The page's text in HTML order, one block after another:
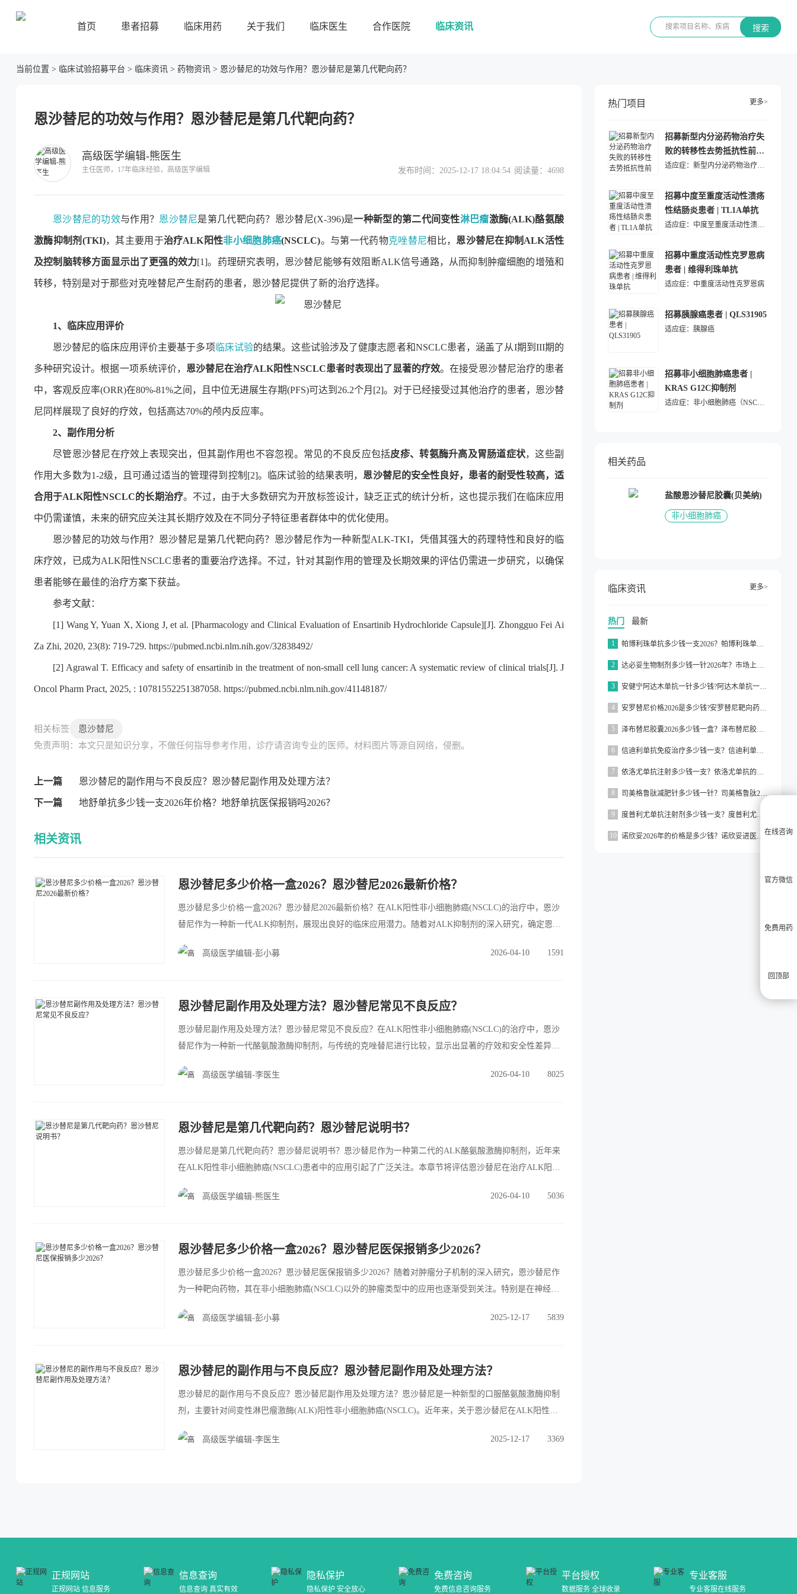
首页 患者招募 临床用药 关于我们 临床医生 合作医院 临床资讯 搜索
当前位置 > 临床试验招募平台 > 临床资讯 > 药物资讯 > 恩沙替尼的功效与作用？恩沙替尼是第几代靶向药？
恩沙替尼的功效与作用？恩沙替尼是第几代靶向药？
高级医学编辑-熊医生
主任医师，17年临床经验，高级医学编辑 发布时间： 2025-12-17 18:04:54 阅读量： 4698
恩沙替尼的功效与作用？ 恩沙替尼是第几代靶向药？恩沙替尼(X-396)是一种新型的第二代间变性淋巴瘤激酶(ALK)酪氨酸
激酶抑制剂(TKI)，其主要用于治疗ALK阳性非小细胞肺癌(NSCLC)。与第一代药物克唑替尼相比， 恩沙替尼在抑制ALK活性
及控制脑转移方面显示出了更强的效力[1]。药理研究表明，恩沙替尼能够有效阻断ALK信号通路，从而抑制肿瘤细胞的增殖和
转移，特别是对于那些对克唑替尼产生耐药的患者，恩沙替尼提供了新的治疗选择。
1、临床应用评价
恩沙替尼的临床应用评价主要基于多项 临床试验的结果。这些试验涉及了健康志愿者和NSCLC患者，涵盖了从I期到III期的
多种研究设计。根据一项系统评价， 恩沙替尼在治疗ALK阳性NSCLC患者时表现出了显著的疗效。在接受恩沙替尼治疗的患者
中，客观反应率(ORR)在80%-81%之间，且中位无进展生存期(PFS)可达到26.2个月[2]。对于已经接受过其他治疗的患者，恩沙替
尼同样展现了良好的疗效，包括高达70%的颅内反应率。
2、副作用分析
尽管恩沙替尼在疗效上表现突出，但其副作用也不容忽视。常见的不良反应包括皮疹、转氨酶升高及胃肠道症状，这些副
作用大多数为1-2级，且可通过适当的管理得到控制[2]。临床试验的结果表明， 恩沙替尼的安全性良好，患者的耐受性较高，适
合用于ALK阳性NSCLC的长期治疗。不过，由于大多数研究为开放标签设计，缺乏正式的统计分析，这也提示我们在临床应用
中仍需谨慎，未来的研究应关注其长期疗效及在不同分子特征患者群体中的优化使用。
恩沙替尼的功效与作用？恩沙替尼是第几代靶向药？恩沙替尼作为一种新型ALK-TKI，凭借其强大的药理特性和良好的临
床疗效，已成为ALK阳性NSCLC患者的重要治疗选择。不过，针对其副作用的管理及长期效果的评估仍需进一步研究，以确保
患者能够在最佳的治疗方案下获益。
参考文献：
[1] Wang Y, Yuan X, Xiong J, et al. [Pharmacology and Clinical Evaluation of Ensartinib Hydrochloride Capsule][J]. Zhongguo Fei Ai
Za Zhi, 2020, 23(8): 719-729. https://pubmed.ncbi.nlm.nih.gov/32838492/
[2] Agrawal T. Efficacy and safety of ensartinib in the treatment of non-small cell lung cancer: A systematic review of clinical trials[J]. J
Oncol Pharm Pract, 2025, : 10781552251387058. https://pubmed.ncbi.nlm.nih.gov/41148187/
相关标签
恩沙替尼
免责声明：本文只是知识分享，不做任何指导参考作用，诊疗请咨询专业的医师。材料图片等源自网络，侵删。
上一篇 恩沙替尼的副作用与不良反应？恩沙替尼副作用及处理方法？
下一篇 地舒单抗多少钱一支2026年价格？地舒单抗医保报销吗2026？
相关资讯
恩沙替尼多少价格一盒2026？恩沙替尼2026最新价格？
恩沙替尼多少价格一盒2026？恩沙替尼2026最新价格？在ALK阳性非小细胞肺癌(NSCLC)的治疗中，恩沙
替尼作为一种新一代ALK抑制剂，展现出良好的临床应用潜力。随着对ALK抑制剂的深入研究，确定恩沙
高级医学编辑-彭小募
2026-04-10 1591
恩沙替尼副作用及处理方法？恩沙替尼常见不良反应？
恩沙替尼副作用及处理方法？恩沙替尼常见不良反应？在ALK阳性非小细胞肺癌(NSCLC)的治疗中，恩沙
替尼作为一种新一代酪氨酸激酶抑制剂，与传统的克唑替尼进行比较，显示出显著的疗效和安全性差异。
高级医学编辑-李医生
2026-04-10 8025
恩沙替尼是第几代靶向药？恩沙替尼说明书？
恩沙替尼是第几代靶向药？恩沙替尼说明书？恩沙替尼作为一种第二代的ALK酪氨酸激酶抑制剂，近年来
在ALK阳性非小细胞肺癌(NSCLC)患者中的应用引起了广泛关注。本章节将评估恩沙替尼在治疗ALK阳性
高级医学编辑-熊医生
2026-04-10 5036
恩沙替尼多少价格一盒2026？恩沙替尼医保报销多少2026？
恩沙替尼多少价格一盒2026？恩沙替尼医保报销多少2026？随着对肿瘤分子机制的深入研究，恩沙替尼作
为一种靶向药物，其在非小细胞肺癌(NSCLC)以外的肿瘤类型中的应用也逐渐受到关注。特别是在神经内
高级医学编辑-彭小募
2025-12-17 5839
恩沙替尼的副作用与不良反应？恩沙替尼副作用及处理方法？
恩沙替尼的副作用与不良反应？恩沙替尼副作用及处理方法？恩沙替尼是一种新型的口服酪氨酸激酶抑制
剂，主要针对间变性淋巴瘤激酶(ALK)阳性非小细胞肺癌(NSCLC)。近年来，关于恩沙替尼在ALK阳性
为临床研究的热点。
高级医学编辑-李医生 2025-12-17 3369
热门项目 更多>
招募新型内分泌药物治疗失
败的转移性去势抵抗性前列
腺癌患者 | ADC药物
适应症： 新型内分泌药物治疗失败的转移性去势抵抗性前列腺癌
招募中度至重度活动性溃疡
性结肠炎患者 | TL1A单抗
适应症： 中度至重度活动性溃疡性结肠炎
招募中重度活动性克罗恩病
患者 | 维得利珠单抗
适应症： 中重度活动性克罗恩病
招募胰腺癌患者 | QLS31905
适应症： 胰腺癌
招募非小细胞肺癌患者 |
KRAS G12C抑制剂
适应症： 非小细胞肺癌（NSCLC）
相关药品
盐酸恩沙替尼胶囊(贝美纳)
非小细胞肺癌
临床资讯 更多>
热门 最新
1 帕博利珠单抗多少钱一支2026？帕博利珠单抗纳入医保了吗2026？
2 达必妥生物制剂多少钱一针2026年？市场上达必妥的价格为3160元/支左右
3 安健宁阿达木单抗一针多少钱?阿达木单抗一针价格在3000元左右
4 安罗替尼价格2026是多少钱?安罗替尼靶向药价格一般在2000元左右
5 泽布替尼胶囊2026多少钱一盒？泽布替尼胶囊的价格为5000元左右一盒
6 信迪利单抗免疫治疗多少钱一支？信迪利单抗免疫治疗的价格约为2843元一支
7 依洛尤单抗注射多少钱一支？依洛尤单抗的价格一般在500元到1000元之间一支
8 司美格鲁肽减肥针多少钱一针？司美格鲁肽2026价格
9 度普利尤单抗注射剂多少钱一支？度普利尤单抗一支价格约为3160元
10 诺欣妥2026年的价格是多少钱？诺欣妥进医保了吗？
正规网站
正规网站 信息服务
信息查询
信息查询 真实有效
隐私保护
隐私保护 安全放心
免费咨询
免费信息咨询服务
平台授权
数据服务 全球收录
专业客服
专业客服在线服务
在线咨询
官方微信
免费用药
回顶部